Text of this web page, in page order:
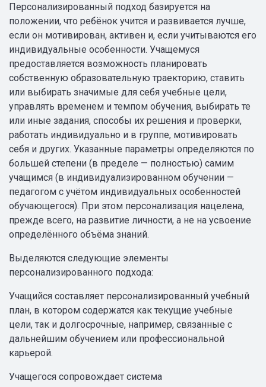
Персонализированный подход базируется на
положении, что ребёнок учится и развивается лучше,
если он мотивирован, активен и, если учитываются его
индивидуальные особенности. Учащемуся
предоставляется возможность планировать
собственную образовательную траекторию, ставить
или выбирать значимые для себя учебные цели,
управлять временем и темпом обучения, выбирать те
или иные задания, способы их решения и проверки,
работать индивидуально и в группе, мотивировать
себя и других. Указанные параметры определяются по
большей степени (в пределе — полностью) самим
учащимся (в индивидуализированном обучении —
педагогом с учётом индивидуальных особенностей
обучающегося). При этом персонализация нацелена,
прежде всего, на развитие личности, а не на усвоение
определённого объёма знаний.
Выделяются следующие элементы
персонализированного подхода:
Учащийся составляет персонализированный учебный
план, в котором содержатся как текущие учебные
цели, так и долгосрочные, например, связанные с
дальнейшим обучением или профессиональной
карьерой.
Учащегося сопровождает система